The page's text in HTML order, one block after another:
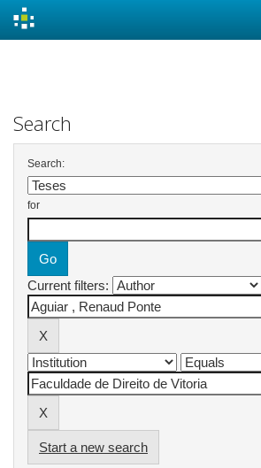
Search
Search:
for
Current filters:
Start a new search